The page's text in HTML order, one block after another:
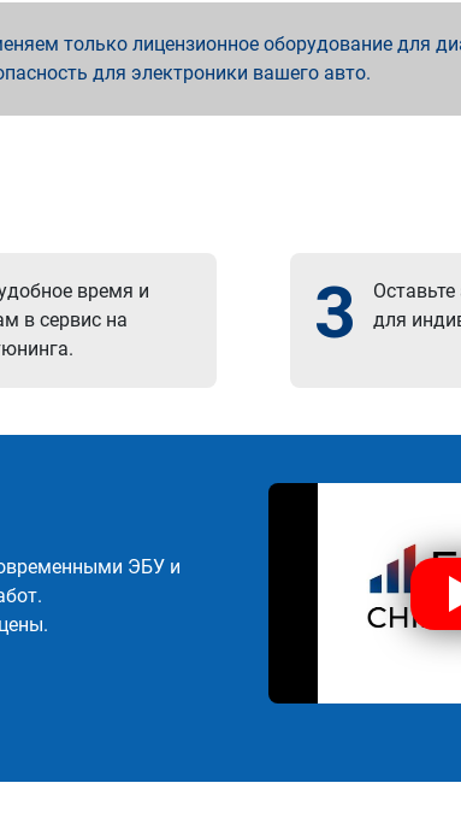
только лицензионное оборудование для
для электроники вашего авто.
время и
в сервис на
3
для
ЭБУ и